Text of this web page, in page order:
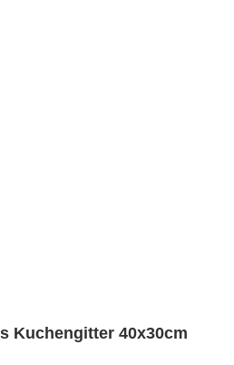
Kuchengitter 40x30cm